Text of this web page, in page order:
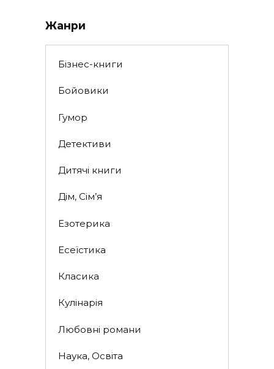
Жанри
Бізнес-книги
Бойовики
Гумор
Детективи
Дитячі книги
Дім, Сім’я
Езотерика
Есеїстика
Класика
Кулінарія
Любовні романи
Наука, Освіта